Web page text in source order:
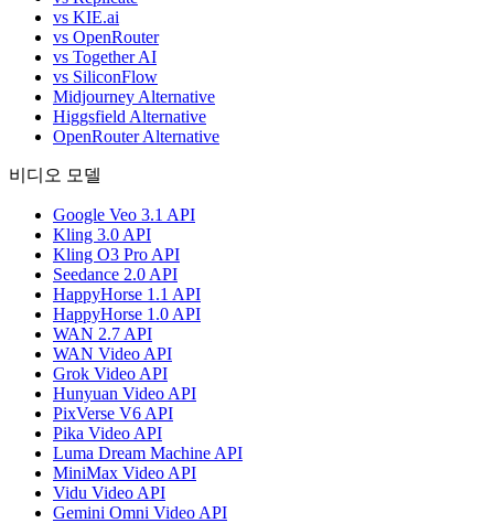
vs KIE.ai
vs OpenRouter
vs Together AI
vs SiliconFlow
Midjourney Alternative
Higgsfield Alternative
OpenRouter Alternative
비디오 모델
Google Veo 3.1 API
Kling 3.0 API
Kling O3 Pro API
Seedance 2.0 API
HappyHorse 1.1 API
HappyHorse 1.0 API
WAN 2.7 API
WAN Video API
Grok Video API
Hunyuan Video API
PixVerse V6 API
Pika Video API
Luma Dream Machine API
MiniMax Video API
Vidu Video API
Gemini Omni Video API